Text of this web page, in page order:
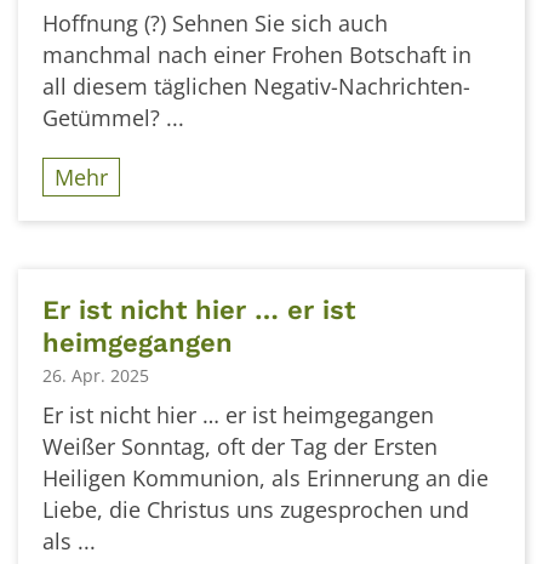
Hoffnung (?) Sehnen Sie sich auch
manchmal nach einer Frohen Botschaft in
all diesem täglichen Negativ-Nachrichten-
Getümmel? ...
Mehr
Er ist nicht hier … er ist
heimgegangen
26. Apr. 2025
Er ist nicht hier … er ist heimgegangen
Weißer Sonntag, oft der Tag der Ersten
Heiligen Kommunion, als Erinnerung an die
Liebe, die Christus uns zugesprochen und
als ...